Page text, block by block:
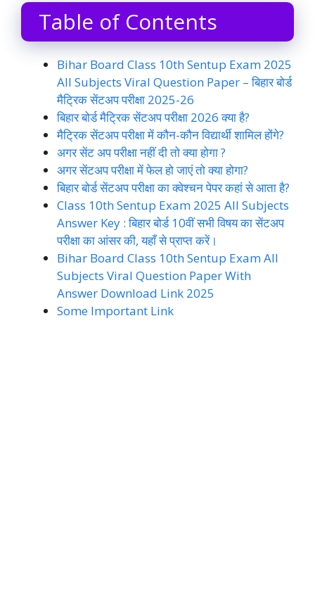
Table of Contents
Bihar Board Class 10th Sentup Exam 2025
All Subjects Viral Question Paper – बिहार बोर्ड
मैट्रिक सेंटअप परीक्षा 2025-26
बिहार बोर्ड मैट्रिक सेंटअप परीक्षा 2026 क्या है?
मैट्रिक सेंटअप परीक्षा में कौन-कौन विद्यार्थी शामिल होंगे?
अगर सेंट अप परीक्षा नहीं दी तो क्या होगा ?
अगर सेंटअप परीक्षा में फेल हो जाएं तो क्या होगा?
बिहार बोर्ड सेंटअप परीक्षा का क्वेश्चन पेपर कहां से आता है?
Class 10th Sentup Exam 2025 All Subjects
Answer Key : बिहार बोर्ड 10वीं सभी विषय का सेंटअप
परीक्षा का आंसर की, यहाँ से प्राप्त करें।
Bihar Board Class 10th Sentup Exam All
Subjects Viral Question Paper With
Answer Download Link 2025
Some Important Link